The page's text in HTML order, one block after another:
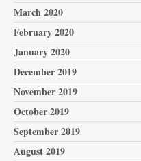
March 2020
February 2020
January 2020
December 2019
November 2019
October 2019
September 2019
August 2019